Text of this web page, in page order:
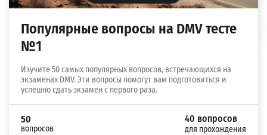
Популярные вопросы на DMV тесте
№1
Изучите 50 самых популярных вопросов, встречающихся на
экзаменах DMV. Эти вопросы помогут вам подготовиться и
успешно сдать экзамен с первого раза.
50
вопросов
40 вопросов
для прохождения